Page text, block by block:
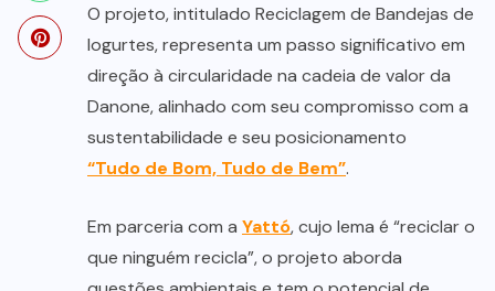
O projeto, intitulado Reciclagem de Bandejas de
Iogurtes, representa um passo significativo em
direção à circularidade na cadeia de valor da
Danone, alinhado com seu compromisso com a
sustentabilidade e seu posicionamento
“Tudo de Bom, Tudo de Bem”.
Em parceria com a Yattó, cujo lema é “reciclar o
que ninguém recicla”, o projeto aborda